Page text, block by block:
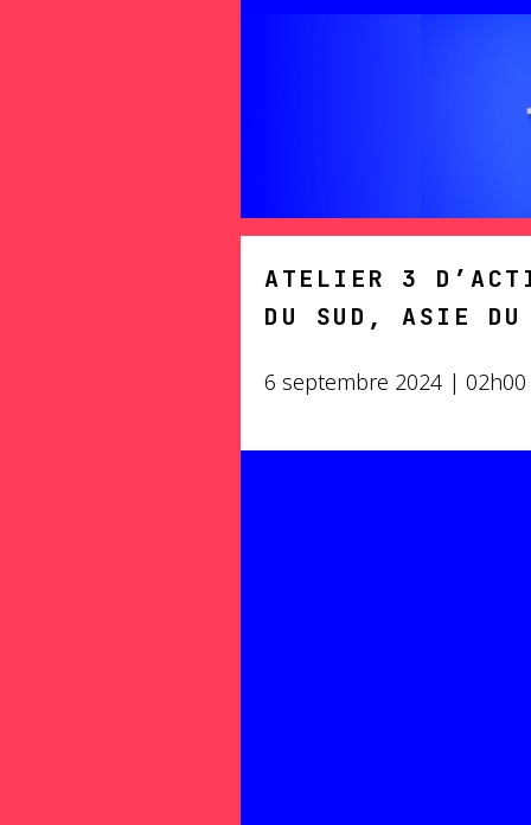
ATELIER 3
DU SUD, ASIE
6 septembre 2024 | 02h00